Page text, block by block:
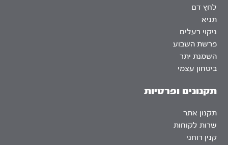
לחץ דם
תניא
ניקוי רעלים
פרשת השבוע
השמנת יתר
ביטחון עצמי
תקנונים ופרטיות
תקנון אתר
שרות לקוחות
קנין רוחני